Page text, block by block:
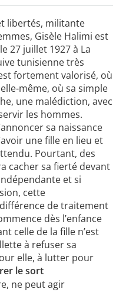
libertés, militante
Gisèle Halimi est
27 juillet 1927 à La
tunisienne très
fortement valorisé, où
même, où sa simple
une malédiction, avec
les hommes.
sa naissance
une fille en lieu et
Pourtant, des
cacher sa fierté devant
et si
cette
de traitement
dès l’enfance
celle de la fille n’est
à refuser sa
elle, à lutter pour
le sort
ne peut agir